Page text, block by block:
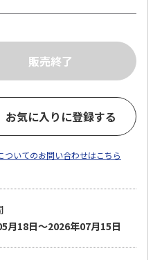
お気に入りに登録する
ついてのお問い合わせはこちら
月18日～2026年07月15日